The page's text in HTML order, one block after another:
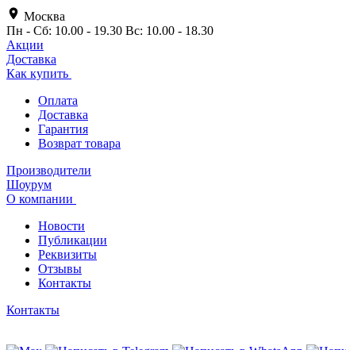
Москва
Пн - Сб: 10.00 - 19.30 Вс: 10.00 - 18.30
Акции
Доставка
Как купить
Оплата
Доставка
Гарантия
Возврат товара
Производители
Шоурум
О компании
Новости
Публикации
Реквизиты
Отзывы
Контакты
Контакты